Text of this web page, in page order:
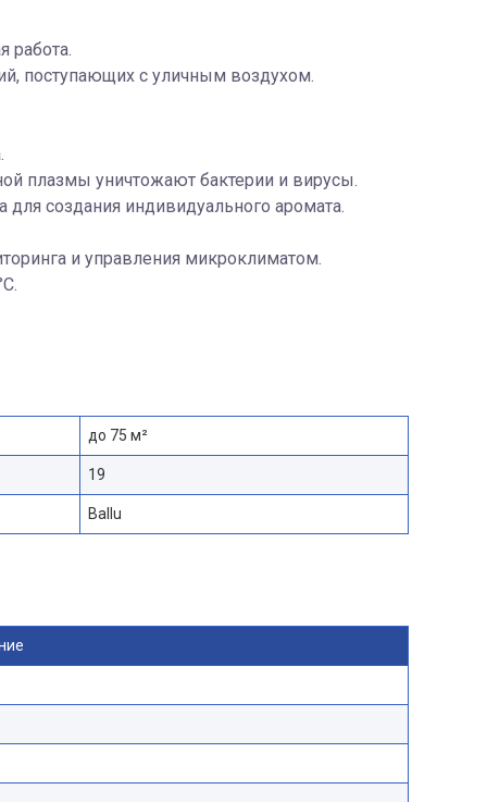
работа.
поступающих с уличным воздухом.
плазмы уничтожают бактерии и вирусы.
создания индивидуального аромата.
и управления микроклиматом.
до 75 м²
19
Ballu